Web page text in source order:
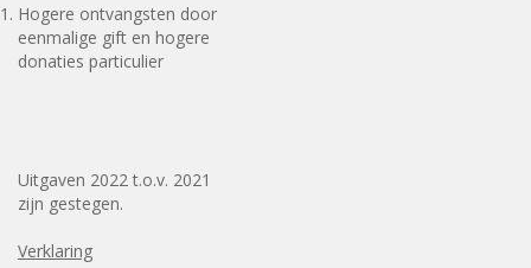
Hogere ontvangsten door
eenmalige gift en hogere
donaties particulier
Uitgaven 2022 t.o.v. 2021
zijn gestegen.
Verklaring